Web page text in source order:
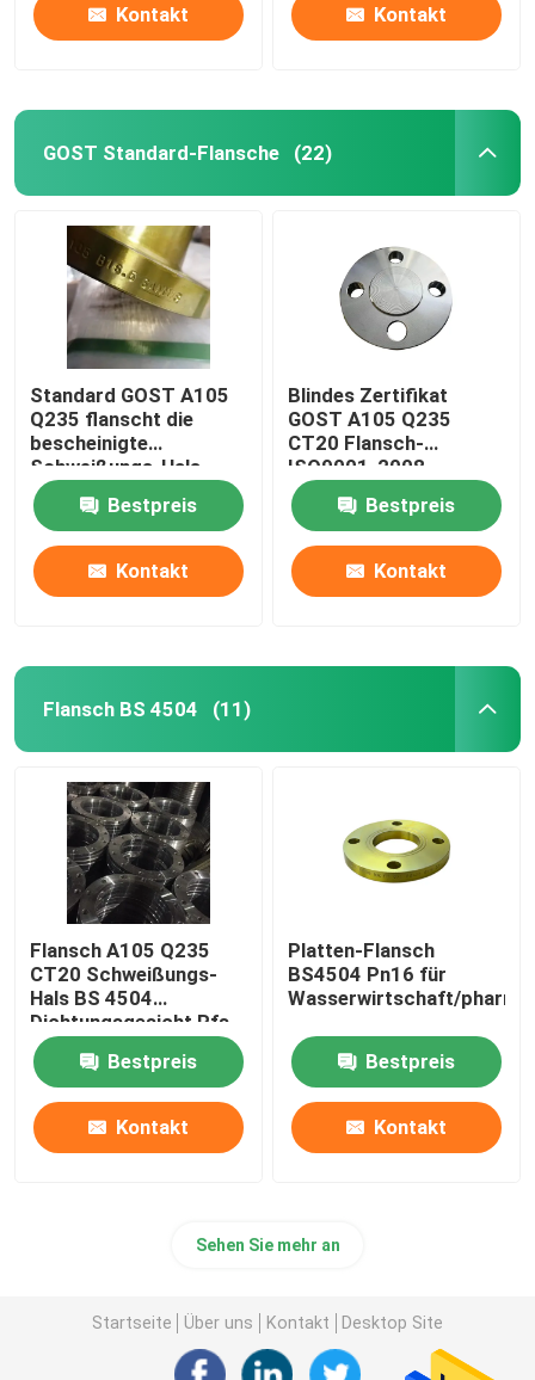
Kontakt Kontakt
GOST Standard-Flansche (22)
Standard GOST A105
Q235 flanscht die
bescheinigte
Schweißungs-Hals
ISO-CER-ABS
Bestpreis
Kontakt
Blindes Zertifikat
GOST A105 Q235
CT20 Flansch-
ISO9001-2008
Bestpreis
Kontakt
Flansch BS 4504 (11)
Flansch A105 Q235
CT20 Schweißungs-
Hals BS 4504
Dichtungsgesicht Rfs
FF
Bestpreis
Kontakt
Platten-Flansch
BS4504 Pn16 für
Wasserwirtschaft/
Bestpreis
Kontakt
Sehen Sie mehr an
Startseite Über uns Kontakt Desktop Site